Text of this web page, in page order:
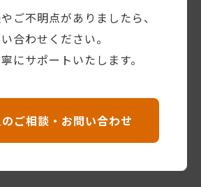
ご不明点がありましたら、
合わせください。
にサポートいたします。
ご相談・お問い合わせ